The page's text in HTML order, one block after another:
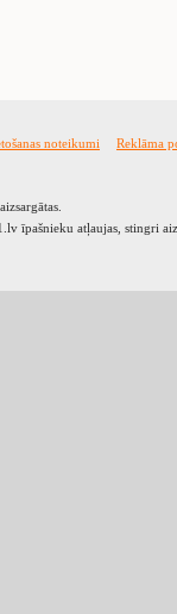
noteikumi
Reklāma
īpašnieku atļaujas, stingri